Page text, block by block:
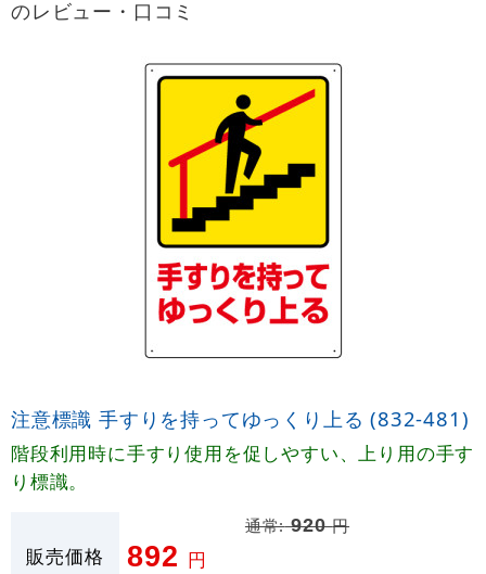
のレビュー・口コミ
注意標識 手すりを持ってゆっくり上る (832-481)
階段利用時に手すり使用を促しやすい、上り用の手す
り標識。
販売価格
通常:920円
892 円